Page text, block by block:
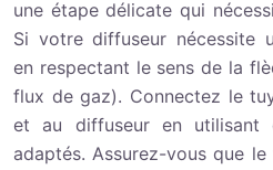
une étape délicate qui
Si votre diffuseur nécessite
en respectant le sens de la
flux de gaz). Connectez le
et au diffuseur en utilisant
adaptés. Assurez-vous que